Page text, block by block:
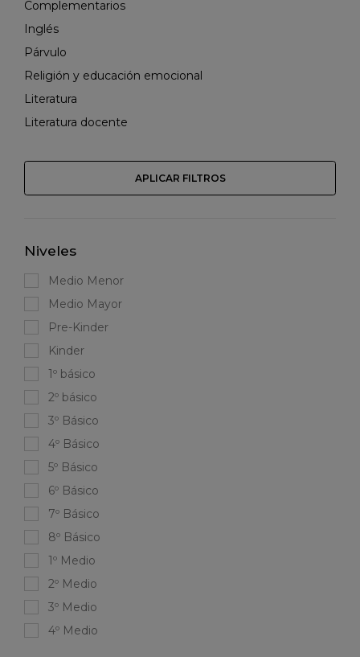
Complementarios
Inglés
Párvulo
Religión y educación emocional
Literatura
Literatura docente
APLICAR FILTROS
Niveles
Medio Menor
Medio Mayor
Pre-Kinder
Kinder
1º básico
2º básico
3º Básico
4º Básico
5º Básico
6º Básico
7º Básico
8º Básico
1º Medio
2º Medio
3º Medio
4º Medio